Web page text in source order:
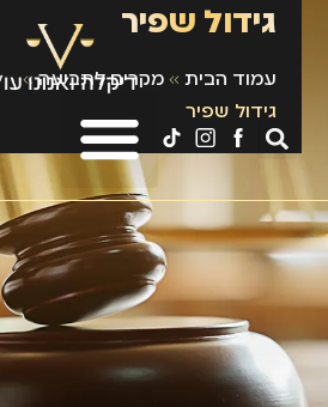
גידול שפיר
עמוד הבית» מקרים לתביעה»
גידול שפיר